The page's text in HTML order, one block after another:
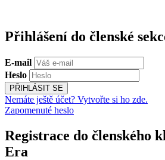
Přihlášení do členské
E-mail
Heslo
PŘIHLÁSIT SE
Nemáte ještě účet? Vytvořte si ho zde.
Zapomenuté heslo
Registrace do členského
Era